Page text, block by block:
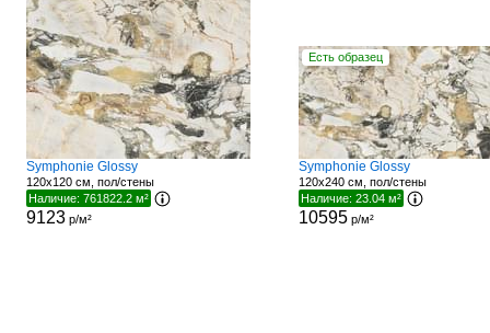
Symphonie Glossy
120x120 см, пол/стены
Наличие: 761822.2 м²
9123р/м²
Есть образец
Symphonie Glossy
120x240 см, пол/стены
Наличие: 23.04 м²
10595р/м²